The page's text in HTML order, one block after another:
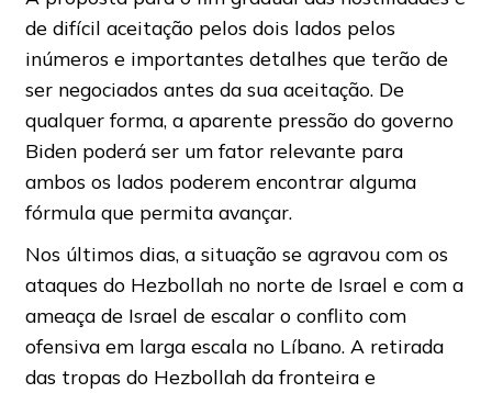
de difícil aceitação pelos dois lados pelos
inúmeros e importantes detalhes que terão de
ser negociados antes da sua aceitação. De
qualquer forma, a aparente pressão do governo
Biden poderá ser um fator relevante para
ambos os lados poderem encontrar alguma
fórmula que permita avançar.
Nos últimos dias, a situação se agravou com os
ataques do Hezbollah no norte de Israel e com a
ameaça de Israel de escalar o conflito com
ofensiva em larga escala no Líbano. A retirada
das tropas do Hezbollah da fronteira e